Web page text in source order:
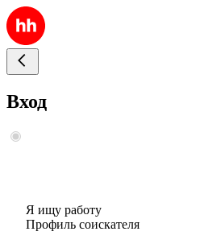
Вход
Я ищу работу
Профиль соискателя